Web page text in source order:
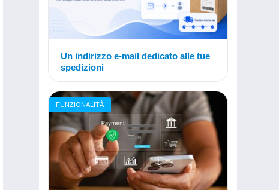
Un indirizzo e-mail dedicato alle tue
spedizioni
FUNZIONALITÀ